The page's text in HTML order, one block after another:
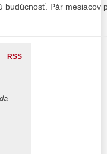
budúcnosť. Pár mesiacov
RSS